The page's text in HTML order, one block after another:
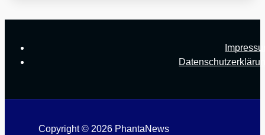
Copyright © 2026 PhantaNews